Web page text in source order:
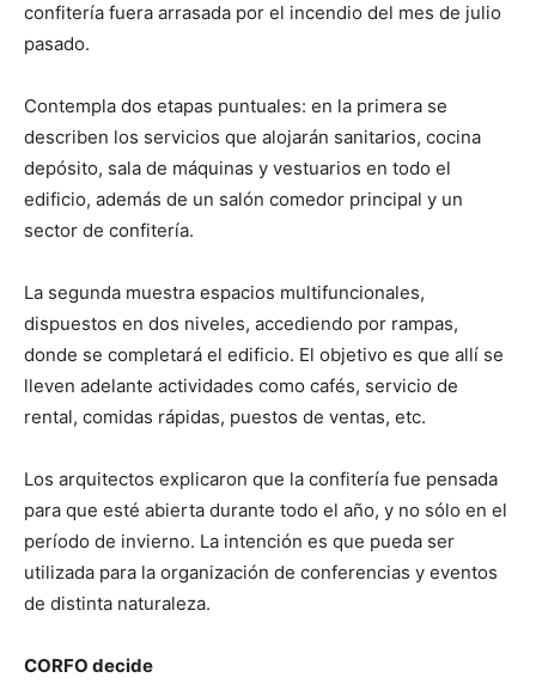
confitería fuera arrasada por el incendio del mes de julio
pasado.
Contempla dos etapas puntuales: en la primera se
describen los servicios que alojarán sanitarios, cocina
depósito, sala de máquinas y vestuarios en todo el
edificio, además de un salón comedor principal y un
sector de confitería.
La segunda muestra espacios multifuncionales,
dispuestos en dos niveles, accediendo por rampas,
donde se completará el edificio. El objetivo es que allí se
lleven adelante actividades como cafés, servicio de
rental, comidas rápidas, puestos de ventas, etc.
Los arquitectos explicaron que la confitería fue pensada
para que esté abierta durante todo el año, y no sólo en el
período de invierno. La intención es que pueda ser
utilizada para la organización de conferencias y eventos
de distinta naturaleza.
CORFO decide